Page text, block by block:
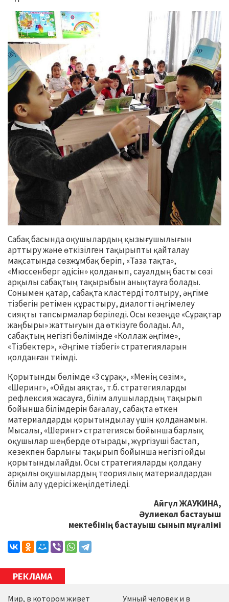
Сабақ басында оқушылардың қызығушылығын
арттыру және өткізілген тақырыпты қайталау
мақсатында сөзжұмбақ беріп, «Таза тақта»,
«Мюссенберг әдісін» қолданып, сауалдың басты сөзі
арқылы сабақтың тақырыбын анықтауға болады.
Сонымен қатар, сабақта кластерді толтыру, әңгіме
тізбегін ретімен құрастыру, диалогті әңгімелеу
сияқты тапсырмалар беріледі. Осы кезеңде «Сұрақтар
жаңбыры» жаттығуын да өткізуге болады. Ал,
сабақтың негізгі бөлімінде «Коллаж әңгіме»,
«Тізбектер», «Әңгіме тізбегі» стратегияларын
қолданған тиімді.
Қорытынды бөлімде «3 сұрақ», «Менің сөзім»,
«Шеринг», «Ойды аяқта», т.б. стратегияларды
рефлексия жасауға, білім алушылардың тақырып
бойынша білімдерін бағалау, сабақта өткен
материалдарды қорытындылау үшін қолданамын.
Мысалы, «Шеринг» стратегиясы бойынша барлық
оқушылар шеңберде отырады, жүргізуші бастап,
кезекпен барлығы тақырып бойынша негізгі ойды
қорытындылайды. Осы стратегияларды қолдану
арқылы оқушылардың теориялық материалдардан
білім алу үдерісі жеңілдетіледі.
Айгүл ЖАУКИНА,
Әулиекөл бастауыш
мектебінің бастауыш сынып мұғалімі
РЕКЛАМА
Мир, в котором живет
Умный человек и в